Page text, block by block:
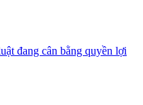
đang cân bằng quyền lợi